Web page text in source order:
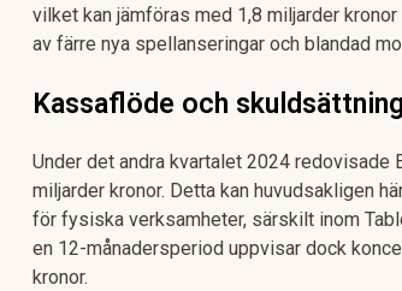
vilket kan jämföras med 1,8 miljarder
av färre nya spellanseringar och blandad
Kassaflöde och skuldsättning
Under det andra kvartalet 2024
miljarder kronor. Detta kan huvudsakligen
för fysiska verksamheter, särskilt inom
en 12-månadersperiod uppvisar dock
kronor.